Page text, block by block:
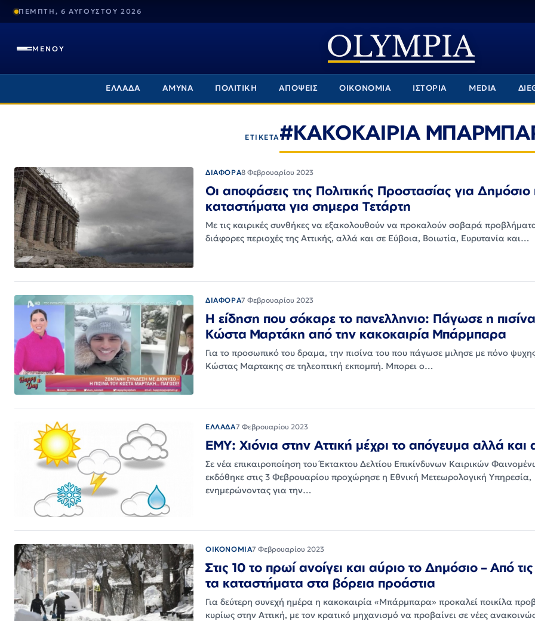
ΠΕΜΠΤΗ, 6 ΑΥΓΟΥΣΤΟΥ 2026
ΜΕΝΟΥ
ΕΛΛΑΔΑ ΑΜΥΝΑ ΠΟΛΙΤΙΚΗ ΑΠΟΨΕΙΣ ΟΙΚΟΝΟΜΙΑ ΙΣΤΟΡΙΑ MEDIA
ΕΤΙΚΕΤΑ#ΚΑΚΟΚΑΙΡΙΑ
ΔΙΑΦΟΡΑ8 Φεβρουαρίου 2023
Οι αποφάσεις της Πολιτικής Προστασίας για Δημόσιο
καταστήματα για σημερα Τετάρτη
Με τις καιρικές συνθήκες να εξακολουθούν να προκαλούν σοβαρά
διάφορες περιοχές της Αττικής, αλλά και σε Εύβοια, Βοιωτία, Ευρυτανία και…
ΔΙΑΦΟΡΑ7 Φεβρουαρίου 2023
Η είδηση που σόκαρε το πανελληνιο: Πάγωσε η
Κώστα Μαρτάκη από την κακοκαιρία Μπάρμπαρα
Για το προσωπικό του δραμα, την πισίνα του που πάγωσε μιλησε με πόνο
Κώστας Μαρτακης σε τηλεοπτική εκπομπή. Μπορει ο…
ΕΛΛΑΔΑ7 Φεβρουαρίου 2023
ΕΜΥ: Χιόνια στην Αττική μέχρι το απόγευμα αλλά και
Σε νέα επικαιροποίηση του Έκτακτου Δελτίου Επικίνδυνων Καιρικών
εκδόθηκε στις 3 Φεβρουαρίου προχώρησε η Εθνική Μετεωρολογική Υπηρεσία,
ενημερώνοντας για την…
ΟΙΚΟΝΟΜΙΑ7 Φεβρουαρίου 2023
Στις 10 το πρωί ανοίγει και αύριο το Δημόσιο – Από
τα καταστήματα στα βόρεια προάστια
Για δεύτερη συνεχή ημέρα η κακοκαιρία «Μπάρμπαρα» προκαλεί ποικίλα
κυρίως στην Αττική, με τον κρατικό μηχανισμό να προβαίνει σε νέες